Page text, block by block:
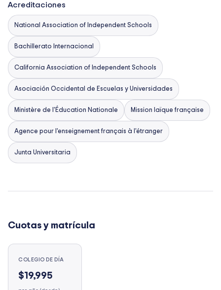
Acreditaciones
National Association of Independent Schools
Bachillerato Internacional
California Association of Independent Schools
Asociación Occidental de Escuelas y Universidades
Ministère de l'Éducation Nationale Mission laïque française
Agence pour l'enseignement français à l'étranger
Junta Universitaria
Cuotas y matrícula
COLEGIO DE DÍA
$19,995